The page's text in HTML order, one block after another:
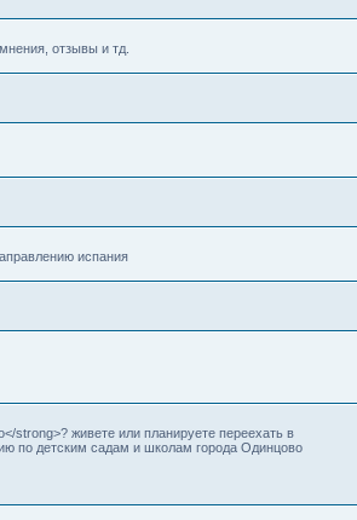
отзывы и тд.
испания
живете или планируете переехать в
по детским садам и школам города Одинцово